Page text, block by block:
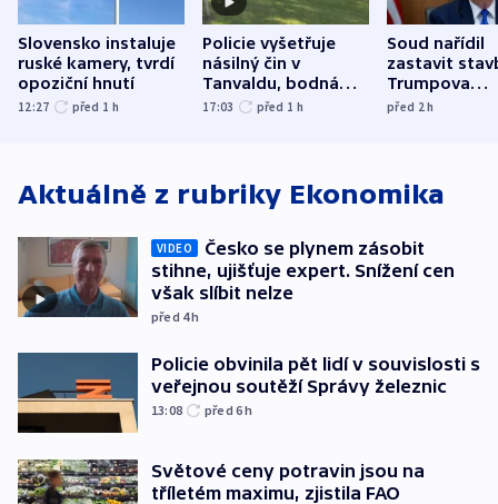
Slovensko instaluje
ruské kamery, tvrdí
opoziční hnutí
12:27 před 1 h
Policie vyšetřuje
násilný čin v
Tanvaldu, bodná
zranění při něm
17:03 před 1 h
Soud nařídil
zastavit
Trumpova
tanečního
před 2h
Aktuálně z rubriky Ekonomika
VIDEO
Česko se plynem zásobit
stihne, ujišťuje expert. Snížení cen
však slíbit nelze
před 4h
Policie obvinila pět lidí v souvislosti s
veřejnou soutěží Správy železnic
13:08 před 6h
Světové ceny potravin jsou na
tříletém maximu, zjistila FAO